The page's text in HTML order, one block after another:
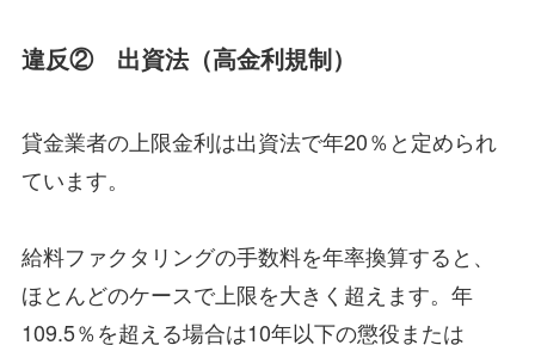
違反② 出資法（高金利規制）
貸金業者の上限金利は出資法で年20％と定められ
ています。
給料ファクタリングの手数料を年率換算すると、
ほとんどのケースで上限を大きく超えます。年
109.5％を超える場合は10年以下の懲役または